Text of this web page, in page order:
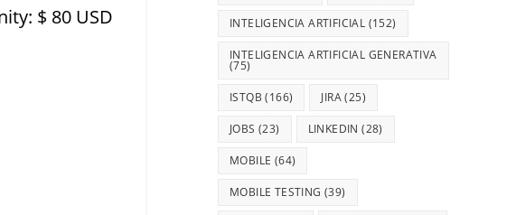
$ 80 USD INTELIGENCIA ARTIFICIAL (152)
INTELIGENCIA ARTIFICIAL GENERATIVA
(75)
ISTQB (166) JIRA(25)
JOBS (23) LINKEDIN (28)
MOBILE (64)
MOBILE TESTING (39)